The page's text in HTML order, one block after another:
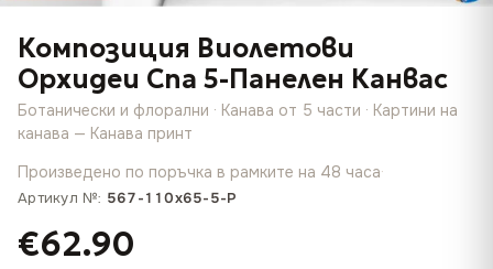
Композиция Виолетови
Орхидеи Спа 5-Панелен Канвас
Ботанически и флорални · Канава от 5 части · Картини на
канава — Канава принт
Произведено по поръчка в рамките на 48 часа·
Артикул №: 567-110x65-5-P
€62.90